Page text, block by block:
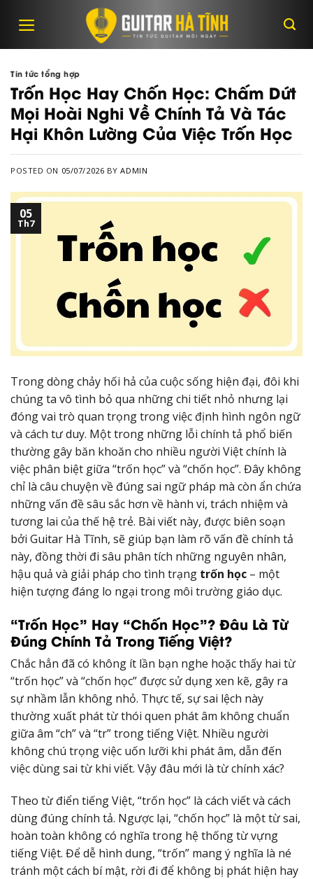
Tin tức tổng hợp
Trốn Học Hay Chốn Học: Chấm Dứt
Mọi Hoài Nghi Về Chính Tả Và Tác
Hại Khôn Lường Của Việc Trốn Học
POSTED ON 05/07/2026 BYADMIN
05
Th7
Trong dòng chảy hối hả của cuộc sống hiện đại, đôi khi
chúng ta vô tình bỏ qua những chi tiết nhỏ nhưng lại
đóng vai trò quan trọng trong việc định hình ngôn ngữ
và cách tư duy. Một trong những lỗi chính tả phổ biến
thường gây băn khoăn cho nhiều người Việt chính là
việc phân biệt giữa “trốn học” và “chốn học”. Đây không
chỉ là câu chuyện về đúng sai ngữ pháp mà còn ẩn chứa
những vấn đề sâu sắc hơn về hành vi, trách nhiệm và
tương lai của thế hệ trẻ. Bài viết này, được biên soạn
bởi Guitar Hà Tĩnh, sẽ giúp bạn làm rõ vấn đề chính tả
này, đồng thời đi sâu phân tích những nguyên nhân,
hậu quả và giải pháp cho tình trạng trốn học – một
hiện tượng đáng lo ngại trong môi trường giáo dục.
“Trốn Học” Hay “Chốn Học”? Đâu Là Từ
Đúng Chính Tả Trong Tiếng Việt?
Chắc hẳn đã có không ít lần bạn nghe hoặc thấy hai từ
“trốn học” và “chốn học” được sử dụng xen kẽ, gây ra
sự nhầm lẫn không nhỏ. Thực tế, sự sai lệch này
thường xuất phát từ thói quen phát âm không chuẩn
giữa âm “ch” và “tr” trong tiếng Việt. Nhiều người
không chú trọng việc uốn lưỡi khi phát âm, dẫn đến
việc dùng sai từ khi viết. Vậy đâu mới là từ chính xác?
Theo từ điển tiếng Việt, “trốn học” là cách viết và cách
dùng đúng chính tả. Ngược lại, “chốn học” là một từ sai,
hoàn toàn không có nghĩa trong hệ thống từ vựng
tiếng Việt. Để dễ hình dung, “trốn” mang ý nghĩa là né
tránh một cách bí mật, rời đi để không bị phát hiện hay